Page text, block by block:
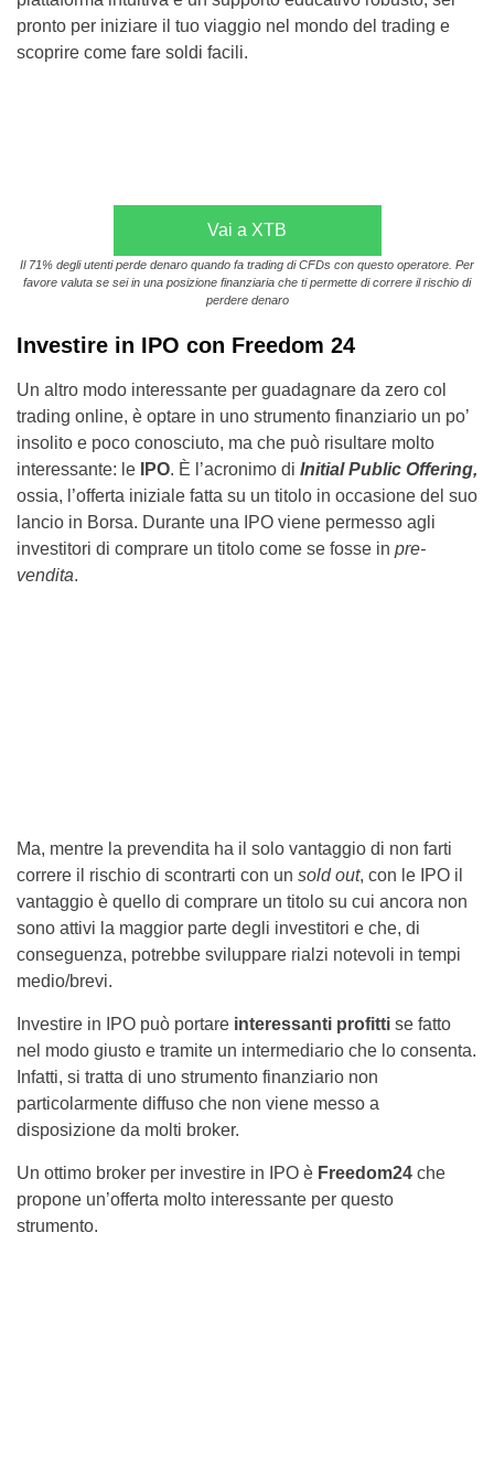
pronto per iniziare il tuo viaggio nel mondo del trading e
scoprire come fare soldi facili.
Vai a XTB
Il 71% degli utenti perde denaro quando fa trading di CFDs con questo operatore. Per
favore valuta se sei in una posizione finanziaria che ti permette di correre il rischio di
perdere denaro
Investire in IPO con Freedom 24
Un altro modo interessante per guadagnare da zero col
trading online, è optare in uno strumento finanziario un po’
insolito e poco conosciuto, ma che può risultare molto
interessante: le
IPO. È l’acronimo di Initial Public Offering,
ossia, l’offerta iniziale fatta su un titolo in occasione del suo
lancio in Borsa. Durante una IPO viene permesso agli
investitori di comprare un titolo come se fosse in pre-
vendita.
Ma, mentre la prevendita ha il solo vantaggio di non farti
correre il rischio di scontrarti con un sold out, con le IPO il
vantaggio è quello di comprare un titolo su cui ancora non
sono attivi la maggior parte degli investitori e che, di
conseguenza, potrebbe sviluppare rialzi notevoli in tempi
medio/brevi.
Investire in IPO può portare interessanti profitti se fatto
nel modo giusto e tramite un intermediario che lo consenta.
Infatti, si tratta di uno strumento finanziario non
particolarmente diffuso che non viene messo a
disposizione da molti broker.
Un ottimo broker per investire in IPO è Freedom24 che
propone un’offerta molto interessante per questo
strumento.